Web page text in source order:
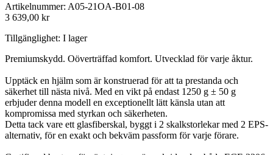
Artikelnummer: A05-21OA-B01-08
3 639,00 kr
Tillgänglighet: I lager
Premiumskydd. Oöverträffad komfort. Utvecklad för varje åktur.
Upptäck en hjälm som är konstruerad för att ta prestanda och
säkerhet till nästa nivå. Med en vikt på endast 1250 g ± 50 g
erbjuder denna modell en exceptionellt lätt känsla utan att
kompromissa med styrkan och säkerheten.
Detta tack vare ett glasfiberskal, byggt i 2 skalkstorlekar med 2 EPS-
alternativ, för en exakt och bekväm passform för varje förare.